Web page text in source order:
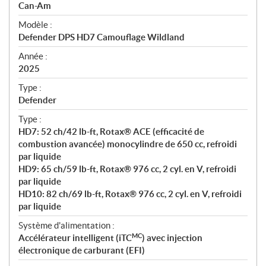
p
é
c
i
f
i
c
a
t
i
o
n
s
Can-Am
Modèle :
Defender DPS HD7 Camouflage Wildland
Année :
2025
Type :
Defender
Type :
HD7: 52 ch/42 lb-ft, Rotax® ACE (efficacité de
combustion avancée) monocylindre de 650 cc, refroidi
par liquide
HD9: 65 ch/59 lb-ft, Rotax® 976 cc, 2 cyl. en V, refroidi
par liquide
HD10: 82 ch/69 lb-ft, Rotax® 976 cc, 2 cyl. en V, refroidi
par liquide
Système d'alimentation :
Accélérateur intelligent (iTCMC) avec injection
électronique de carburant (EFI)